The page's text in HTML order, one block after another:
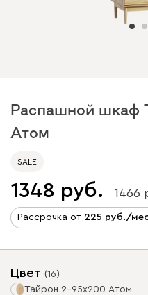
Распашной шкаф
Атом
SALE
1348 1466
Рассрочка от 225 /
Цвет (16)
Тайрон 2-95x200 Атом